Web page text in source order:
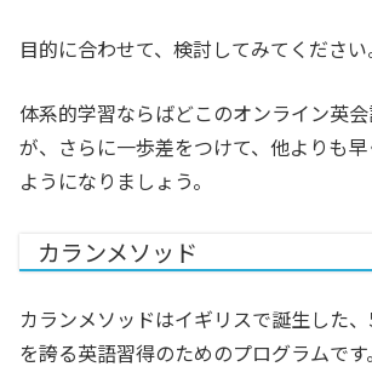
目的に合わせて、検討してみてください
体系的学習ならばどこのオンライン英
が、さらに一歩差をつけて、他よりも
ようになりましょう。
カランメソッド
カランメソッドはイギリスで誕生した
を誇る英語習得のためのプログラムです。